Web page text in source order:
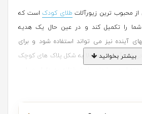
از محبوب ترین زیورآلات طلای کودکاست که
شما را تکمیل کند و در عین حال یک هدیه
آینده نیز می تواند استفاده شود و برای
این آویزها معمولا به شکل پلاک های کوچک
طلا ضد حساسیت است و شما هیچ نگرانی
بیشتر بخوانید